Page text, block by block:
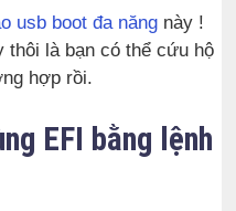
usb boot đa năng này !
thôi là bạn có thể cứu hộ
hợp rồi.
EFI bằng lệnh